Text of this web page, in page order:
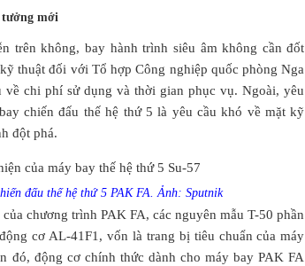
tưởng mới
trên không, bay hành trình siêu âm không cần đốt
thuật đối với Tổ hợp Công nghiệp quốc phòng Nga
chi phí sử dụng và thời gian phục vụ. Ngoài, yêu
chiến đấu thế hệ thứ 5 là yêu cầu khó về mặt kỹ
đột phá.
đấu thế hệ thứ 5 PAK FA. Ảnh: Sputnik
chương trình PAK FA, các nguyên mẫu T-50 phần
cơ AL-41F1, vốn là trang bị tiêu chuẩn của máy
đó, động cơ chính thức dành cho máy bay PAK FA